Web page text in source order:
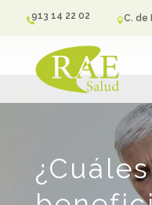
913 14 22 02 C. de